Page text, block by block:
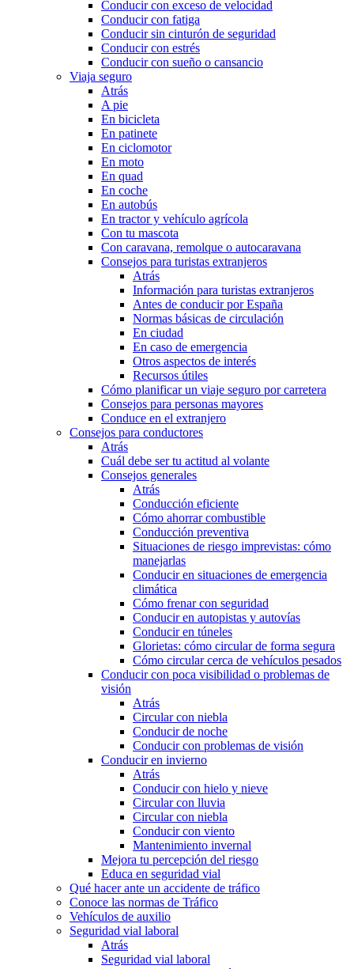
Conducir con exceso de velocidad
Conducir con fatiga
Conducir sin cinturón de seguridad
Conducir con estrés
Conducir con sueño o cansancio
Viaja seguro
Atrás
A pie
En bicicleta
En patinete
En ciclomotor
En moto
En quad
En coche
En autobús
En tractor y vehículo agrícola
Con tu mascota
Con caravana, remolque o autocaravana
Consejos para turistas extranjeros
Atrás
Información para turistas extranjeros
Antes de conducir por España
Normas básicas de circulación
En ciudad
En caso de emergencia
Otros aspectos de interés
Recursos útiles
Cómo planificar un viaje seguro por carretera
Consejos para personas mayores
Conduce en el extranjero
Consejos para conductores
Atrás
Cuál debe ser tu actitud al volante
Consejos generales
Atrás
Conducción eficiente
Cómo ahorrar combustible
Conducción preventiva
Situaciones de riesgo imprevistas: cómo
manejarlas
Conducir en situaciones de emergencia
climática
Cómo frenar con seguridad
Conducir en autopistas y autovías
Conducir en túneles
Glorietas: cómo circular de forma segura
Cómo circular cerca de vehículos pesados
Conducir con poca visibilidad o problemas de
visión
Atrás
Circular con niebla
Conducir de noche
Conducir con problemas de visión
Conducir en invierno
Atrás
Conducir con hielo y nieve
Circular con lluvia
Circular con niebla
Conducir con viento
Mantenimiento invernal
Mejora tu percepción del riesgo
Educa en seguridad vial
Qué hacer ante un accidente de tráfico
Conoce las normas de Tráfico
Vehículos de auxilio
Seguridad vial laboral
Atrás
Seguridad vial laboral